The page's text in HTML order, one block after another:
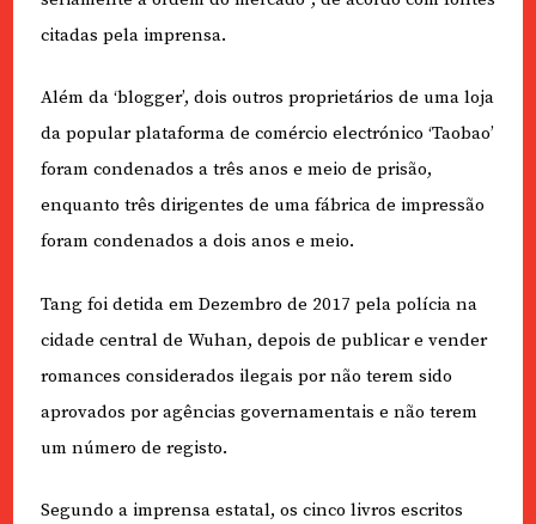
citadas pela imprensa.
Além da ‘blogger’, dois outros proprietários de uma loja
da popular plataforma de comércio electrónico ‘Taobao’
foram condenados a três anos e meio de prisão,
enquanto três dirigentes de uma fábrica de impressão
foram condenados a dois anos e meio.
Tang foi detida em Dezembro de 2017 pela polícia na
cidade central de Wuhan, depois de publicar e vender
romances considerados ilegais por não terem sido
aprovados por agências governamentais e não terem
um número de registo.
Segundo a imprensa estatal, os cinco livros escritos